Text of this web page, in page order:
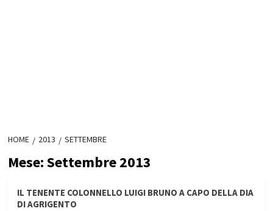
HOME 2013 SETTEMBRE
Mese:Settembre 2013
IL TENENTE COLONNELLO LUIGI BRUNO A CAPO DELLA DIA
DI AGRIGENTO